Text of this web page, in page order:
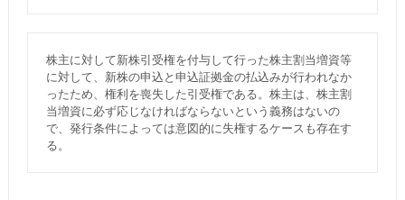
株主に対して新株引受権を付与して行った株主割当増資等
に対して、新株の申込と申込証拠金の払込みが行われなか
ったため、権利を喪失した引受権である。株主は、株主割
当増資に必ず応じなければならないという義務はないの
で、発行条件によっては意図的に失権するケースも存在す
る。